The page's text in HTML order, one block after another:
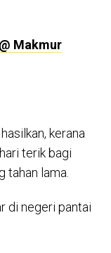
Makmur
kerana
terik bagi
tahan lama.
di negeri pantai